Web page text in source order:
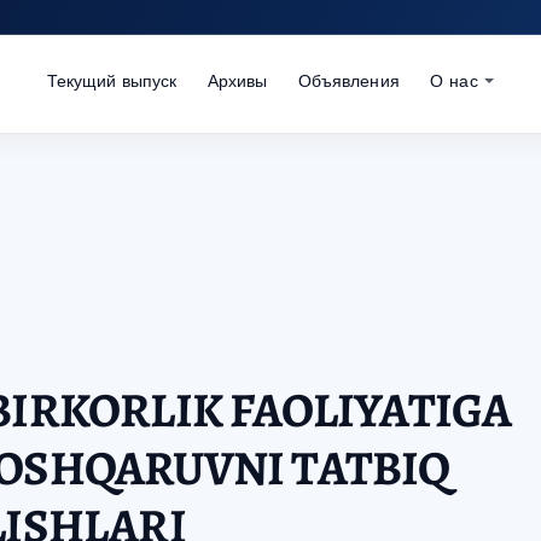
Текущий выпуск Архивы Объявления О нас
FAOLIYATIGA
TATBIQ